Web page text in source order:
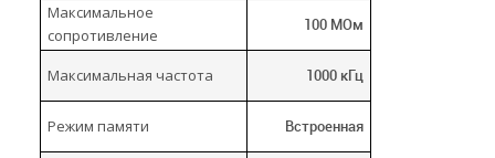
Максимальное
сопротивление
100 МОм
Максимальная частота 1000 кГц
Режим памяти Встроенная